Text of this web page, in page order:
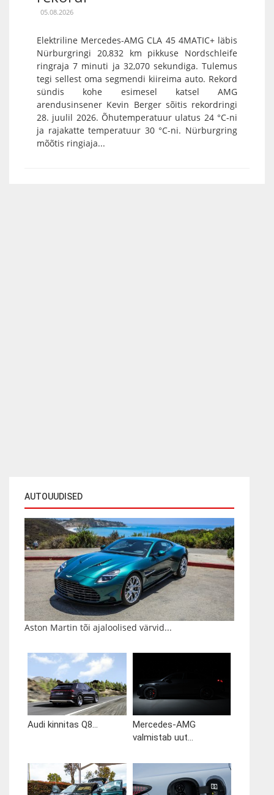
AUTOUUDISED
Aston Martin tõi ajaloolised värvid...
Audi kinnitas Q8...
Mercedes-AMG
valmistab uut...
05.08.2026
Elektriline Mercedes-AMG CLA 45 4MATIC+ läbis
Nürburgringi 20,832 km pikkuse Nordschleife
ringraja 7 minuti ja 32,070 sekundiga. Tulemus
tegi sellest oma segmendi kiireima auto. Rekord
sündis kohe esimesel katsel AMG
arendusinsener Kevin Berger sõitis rekordringi
28. juulil 2026. Õhutemperatuur ulatus 24 °C-ni
ja rajakatte temperatuur 30 °C-ni. Nürburgring
mõõtis ringiaja...